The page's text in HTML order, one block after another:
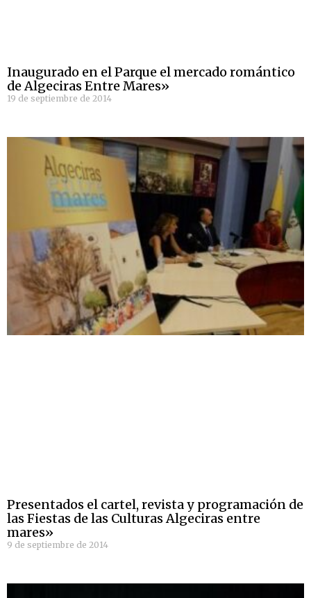
Inaugurado en el Parque el mercado romántico
de Algeciras Entre Mares»
19 de septiembre de 2014
Presentados el cartel, revista y programación de
las Fiestas de las Culturas Algeciras entre
mares»
9 de septiembre de 2014